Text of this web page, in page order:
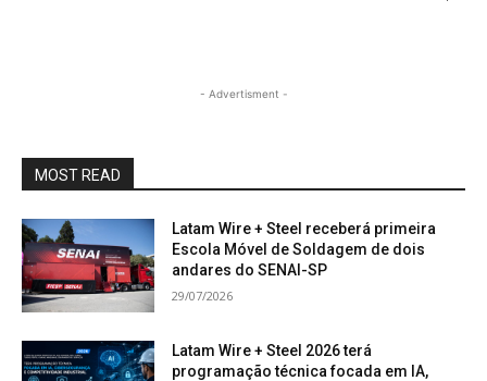
- Advertisment -
MOST READ
Latam Wire + Steel receberá primeira
Escola Móvel de Soldagem de dois
andares do SENAI-SP
29/07/2026
Latam Wire + Steel 2026 terá
programação técnica focada em IA,